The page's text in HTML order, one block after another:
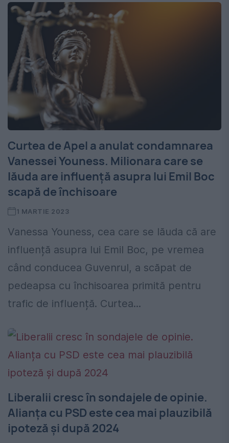
Curtea de Apel a anulat condamnarea
Vanessei Youness. Milionara care se
lăuda are influență asupra lui Emil Boc
scapă de închisoare
1 MARTIE 2023
Vanessa Youness, cea care se lăuda că are
influență asupra lui Emil Boc, pe vremea
când conducea Guvenrul, a scăpat de
pedeapsa cu închisoarea primită pentru
trafic de influență. Curtea...
Liberalii cresc în sondajele de opinie.
Alianța cu PSD este cea mai plauzibilă
ipoteză și după 2024